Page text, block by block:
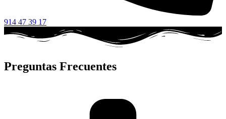
914 47 39 17
Preguntas Frecuentes